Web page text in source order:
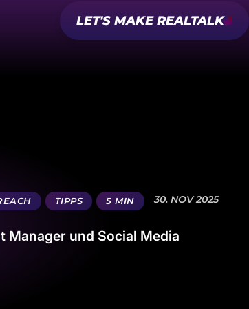
LET'S MAKE REALTALK
TIPPS 5 MIN 30. NOV 2025
Manager und Social Media